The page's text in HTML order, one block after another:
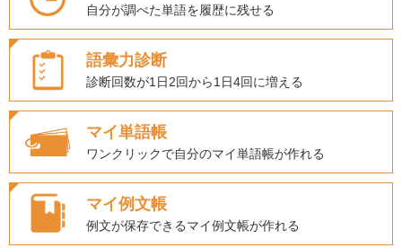
自分が調べた単語を履歴に残せる
語彙力診断
診断回数が1日2回から1日4回に増える
マイ単語帳
ワンクリックで自分のマイ単語帳が作れる
マイ例文帳
例文が保存できるマイ例文帳が作れる